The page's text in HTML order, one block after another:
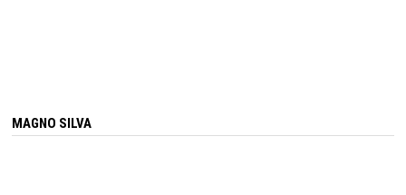
MAGNO SILVA